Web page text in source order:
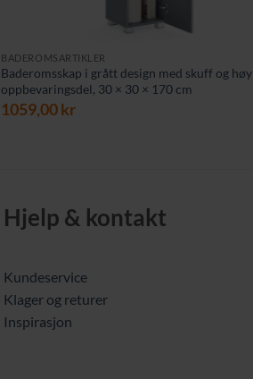
BADEROMSARTIKLER
Baderomsskap i grått design med skuff og høy
oppbevaringsdel, 30 × 30 × 170 cm
1059,00kr
Hjelp & kontakt
Kundeservice
Klager og returer
Inspirasjon